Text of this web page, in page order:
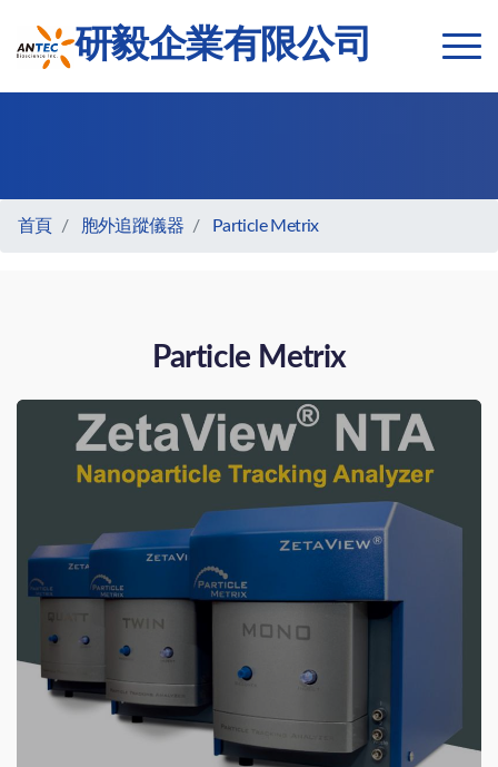
研毅企業有限公司
首頁 胞外追蹤儀器 Particle Metrix
Particle Metrix